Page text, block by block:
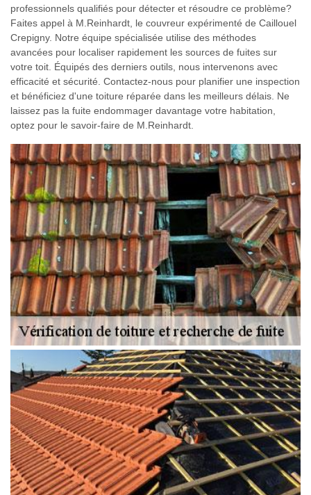
professionnels qualifiés pour détecter et résoudre ce problème?
Faites appel à M.Reinhardt, le couvreur expérimenté de Caillouel
Crepigny. Notre équipe spécialisée utilise des méthodes
avancées pour localiser rapidement les sources de fuites sur
votre toit. Équipés des derniers outils, nous intervenons avec
efficacité et sécurité. Contactez-nous pour planifier une inspection
et bénéficiez d'une toiture réparée dans les meilleurs délais. Ne
laissez pas la fuite endommager davantage votre habitation,
optez pour le savoir-faire de M.Reinhardt.